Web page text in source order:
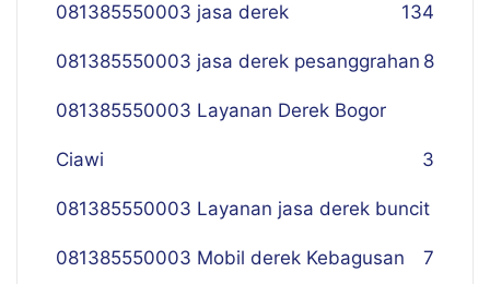
081385550003 jasa derek 134
081385550003 jasa derek pesanggrahan 8
081385550003 Layanan Derek Bogor
Ciawi 3
081385550003 Layanan jasa derek buncit
7
081385550003 Mobil derek Kebagusan